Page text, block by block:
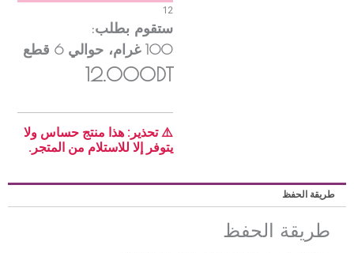
ستقوم بطلب:
100غرام، حوالي6 قطع
12.000DT
⚠️ تحذير: هذا منتج حساس ولا
يتوفر إلا للاستلام من المتجر.
طريقة الحفظ
طريقة الحفظ